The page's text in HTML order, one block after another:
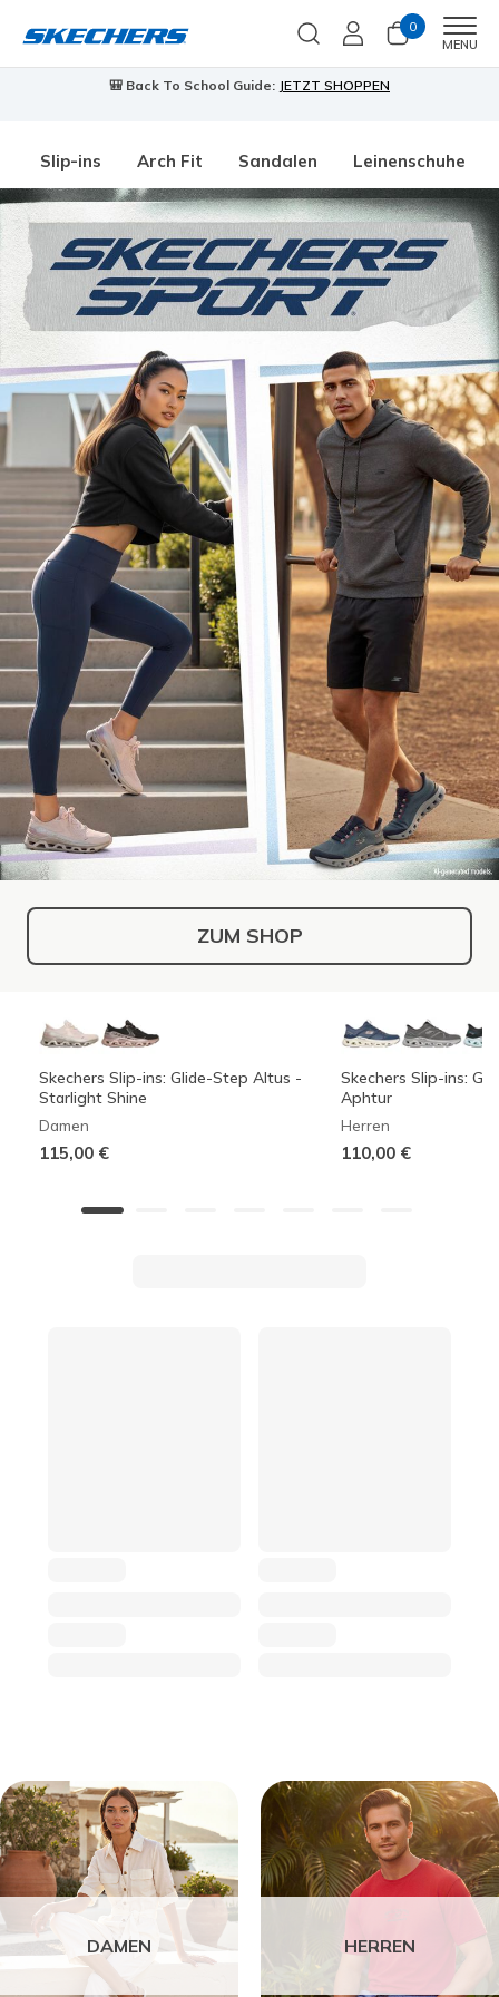
0
MENU
🎒 Back To School Guide: JETZT SHOPPEN
Slip-ins Arch Fit Sandalen Leinenschuhe
ZUM SHOP
Skechers Slip-ins: Glide-Step Altus -
Starlight Shine
Damen
115,00 €
Skechers Slip-ins:
Aphtur
Herren
110,00 €
DAMEN HERREN